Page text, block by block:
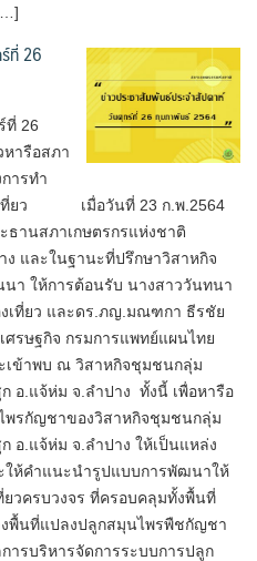
ที่ 26
ที่ 26
หารือสภา
ารทำ
เที่ยว เมื่อวันที่ 23 ก.พ.2564
าน​สภา​เกษตรกร​แห่งชาติ​
ง และในฐานะที่ปรึกษาวิสาหกิจ
า ให้การต้อนรับ นางสาววันทนา
งเที่ยว และดร.ภญ.มณฑกา ธีรชัย
ศรษฐกิจ กรมการแพทย์แผนไทย
เข้าพบ ณ วิสาหกิจชุมชนกลุ่ม
อ.แจ้ห่ม จ.ลำปาง ทั้งนี้ เพื่อหารือ
พรกัญชาของวิสาหกิจชุมชนกลุ่ม
อ.แจ้ห่ม จ.ลำปาง ให้เป็นแหล่ง
ให้คำแนะนำรูปแบบการพัฒนาให้
ยวครบวงจร ที่ครอบคลุมทั้งพื้นที่
งพื้นที่แปลงปลูกสมุนไพรพืชกัญชา
ารบริหารจัดการระบบการปลูก